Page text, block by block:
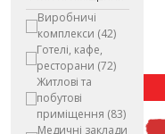
Виробничі
комплекси (42)
Готелі, кафе,
ресторани (72)
Житлові та
побутові
приміщення (83)
Медичні заклади